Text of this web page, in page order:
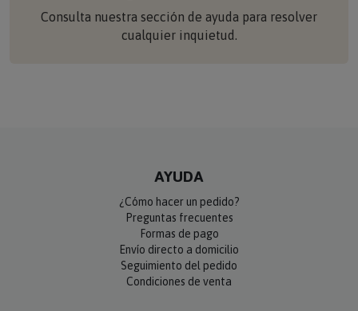
Consulta nuestra sección de ayuda para resolver
cualquier inquietud.
AYUDA
¿Cómo hacer un pedido?
Preguntas frecuentes
Formas de pago
Envío directo a domicilio
Seguimiento del pedido
Condiciones de venta